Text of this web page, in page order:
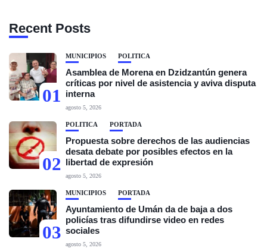
Recent Posts
01
MUNICIPIOS POLÍTICA
Asamblea de Morena en Dzidzantún genera
críticas por nivel de asistencia y aviva disputa
interna
agosto 5, 2026
02
POLÍTICA PORTADA
Propuesta sobre derechos de las audiencias
desata debate por posibles efectos en la
libertad de expresión
agosto 5, 2026
03
MUNICIPIOS PORTADA
Ayuntamiento de Umán da de baja a dos
policías tras difundirse video en redes
sociales
agosto 5, 2026